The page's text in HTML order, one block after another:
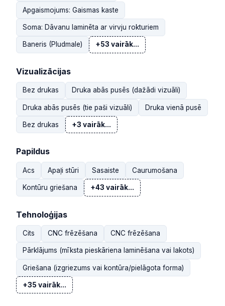
Apgaismojums: Gaismas kaste
Soma: Dāvanu laminēta ar virvju rokturiem
Baneris (Pludmale) +53 vairāk...
Vizualizācijas
Bez drukas Druka abās pusēs (dažādi vizuāli)
Druka abās pusēs (tie paši vizuāli) Druka vienā pusē
Bez drukas +3 vairāk...
Papildus
Acs Apaļi stūri Sasaiste Caurumošana
Kontūru griešana +43 vairāk...
Tehnoloģijas
Cits CNC frēzēšana CNC frēzēšana
Pārklājums (mīksta pieskāriena laminēšana vai lakots)
Griešana (izgriezums vai kontūra/pielāgota forma)
+35 vairāk...